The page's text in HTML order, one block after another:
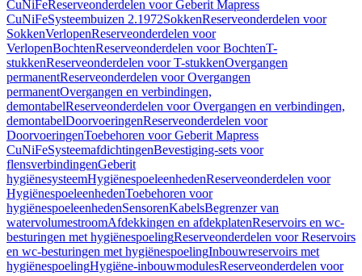
CuNiFeReserveonderdelen voor Geberit Mapress
CuNiFeSysteembuizen 2.1972SokkenReserveonderdelen voor
SokkenVerlopenReserveonderdelen voor
VerlopenBochtenReserveonderdelen voor BochtenT-
stukkenReserveonderdelen voor T-stukkenOvergangen
permanentReserveonderdelen voor Overgangen
permanentOvergangen en verbindingen,
demontabelReserveonderdelen voor Overgangen en verbindingen,
demontabelDoorvoeringenReserveonderdelen voor
DoorvoeringenToebehoren voor Geberit Mapress
CuNiFeSysteemafdichtingenBevestiging-sets voor
flensverbindingenGeberit
hygiënesysteemHygiënespoeleenhedenReserveonderdelen voor
HygiënespoeleenhedenToebehoren voor
hygiënespoeleenhedenSensorenKabelsBegrenzer van
watervolumestroomAfdekkingen en afdekplatenReservoirs en wc-
besturingen met hygiënespoelingReserveonderdelen voor Reservoirs
en wc-besturingen met hygiënespoelingInbouwreservoirs met
hygiënespoelingHygiëne-inbouwmodulesReserveonderdelen voor